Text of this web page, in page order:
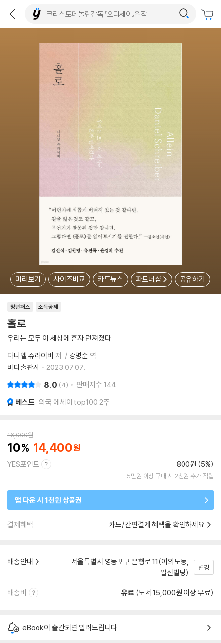
미리보기 사이즈비교 카드뉴스 파트너샵 공유하기
소득공제
청년패스
홀로
우리는 모두 이 세상에 혼자 던져졌다
다니엘 슈라이버 저 강명순 역
바다출판사
2023.07.07.
8.0 4 판매지수 144
베스트 외국 에세이 top100 2주
16,000원
10 14,400
YES포인트 800원 (5%)
5만원 이상 구매 시 2천원 추가 적립
앱 다운 시 1천원 상품권
결제혜택 카드/간편결제 혜택을 확인하세요
배송안내
서울특별시 영등포구 은행로 11(여의도동,
일신빌딩)
변경
배송비 유료 (도서 15,000원 이상 무료)
eBook이 출간되면 알려드립니다.